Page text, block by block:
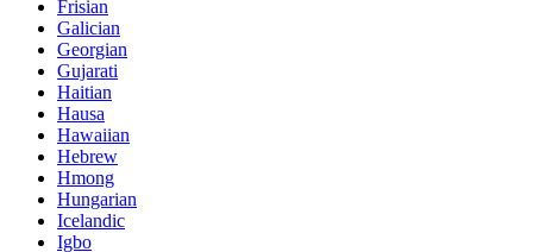
Frisian
Galician
Georgian
Gujarati
Haitian
Hausa
Hawaiian
Hebrew
Hmong
Hungarian
Icelandic
Igbo